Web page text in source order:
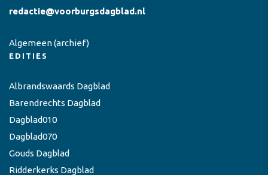
redactie@voorburgsdagblad.nl
Algemeen(archief)
EDITIES
Albrandswaards Dagblad
Barendrechts Dagblad
Dagblad010
Dagblad070
Gouds Dagblad
Ridderkerks Dagblad